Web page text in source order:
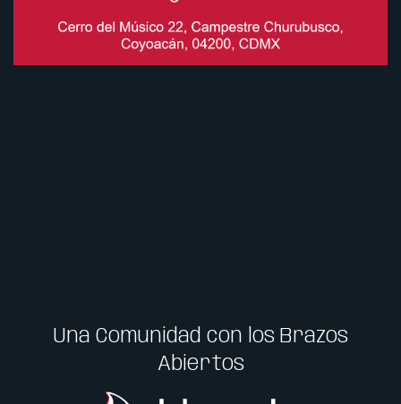
Una Comunidad con los Brazos
Abiertos